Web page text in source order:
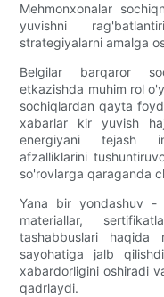
Mehmonxonalar
yuvishni
strategiyalarni amalga
Belgilar barqaror
etkazishda muhim rol
sochiqlardan qayta
xabarlar kir yuvish
energiyani tejash
afzalliklarini
so'rovlarga qaraganda
Yana bir yondashuv -
materiallar,
tashabbuslari haqida
sayohatiga jalb
xabardorligini oshiradi
qadrlaydi.